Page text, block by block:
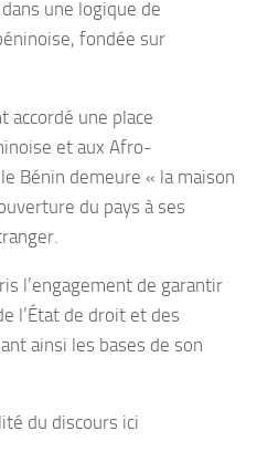
une logique de
fondée sur
accordé une place
et aux Afro-
Bénin demeure « la maison
du pays à ses
l’engagement de garantir
l’État de droit et des
ainsi les bases de son
du discours ici